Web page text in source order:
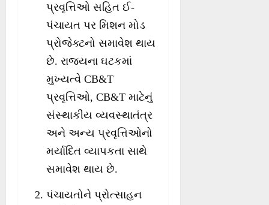
પ્રવૃત્તિઓ સહિત ઈ-
પંચાયત પર મિશન મોડ
પ્રોજેક્ટનો સમાવેશ થાય
છે. રાજ્યના ઘટકમાં
મુખ્યત્વે CB&T
પ્રવૃત્તિઓ, CB&T માટેનું
સંસ્થાકીય વ્યવસ્થાતંત્ર
અને અન્ય પ્રવૃત્તિઓનો
મર્યાદિત વ્યાપકતા સાથે
સમાવેશ થાય છે.
પંચાયતોને પ્રોત્સાહન